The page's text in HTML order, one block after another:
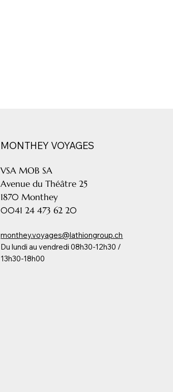
MONTHEY VOYAGES
VSA MOB SA
Avenue du Théâtre 25
1870 Monthey
​0041 24 473 62 20
monthey.voyages@lathiongroup.ch
Du lundi au vendredi 08h30-12h30 /
13h30-18h00